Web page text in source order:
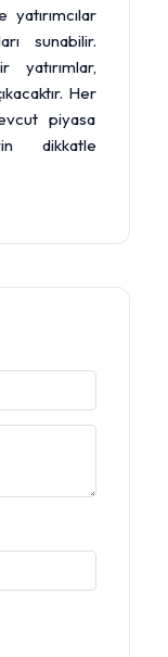
sunabilir.
yatırımlar,
Her
piyasa
dikkatle